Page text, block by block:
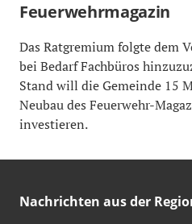
Feuerwehrmagazin
Das Ratgremium folgte dem
bei Bedarf Fachbüros
Stand will die Gemeinde 15
Neubau des Feuerwehr-
investieren.
Nachrichten aus der